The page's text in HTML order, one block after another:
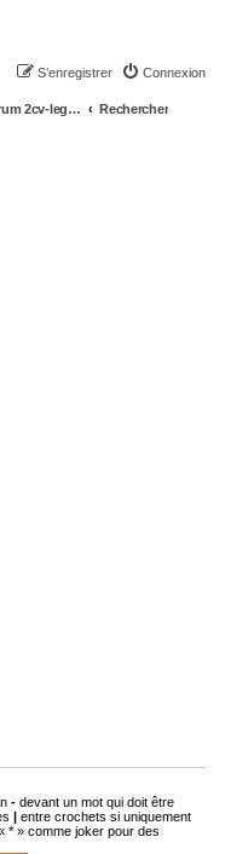
Connexion
S’enregistrer
Accueil forum 2cv-legende.com Rechercher
- devant un mot qui doit être
| entre crochets si uniquement
* » comme joker pour des